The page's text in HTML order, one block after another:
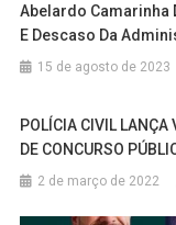
Abelardo Camarinha
E Descaso Da
15 de agosto de 2023
POLÍCIA CIVIL LANÇA
DE CONCURSO
2 de março de 2022